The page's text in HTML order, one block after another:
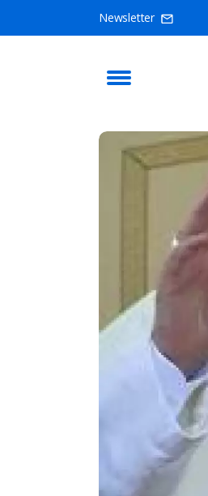
Newsletter